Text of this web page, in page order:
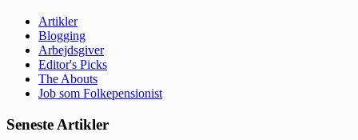
Artikler
Blogging
Arbejdsgiver
Editor's Picks
The Abouts
Job som Folkepensionist
Seneste Artikler